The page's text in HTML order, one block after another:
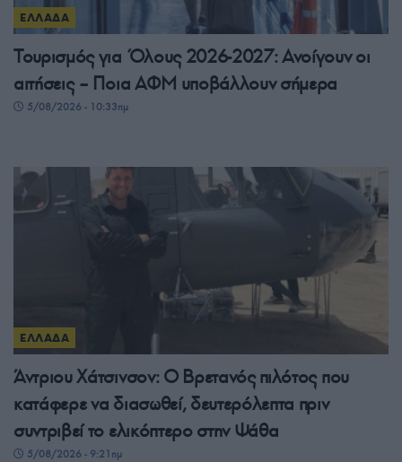
ΕΛΛΑΔΑ
Τουρισμός για Όλους 2026-2027: Ανοίγουν οι
αιτήσεις – Ποια ΑΦΜ υποβάλλουν σήμερα
5/08/2026 - 10:33πμ
ΕΛΛΑΔΑ
Άντριου Χάτσινσον: Ο Βρετανός πιλότος που
κατάφερε να διασωθεί, δευτερόλεπτα πριν
συντριβεί το ελικόπτερο στην Ψάθα
5/08/2026 - 9:21πμ